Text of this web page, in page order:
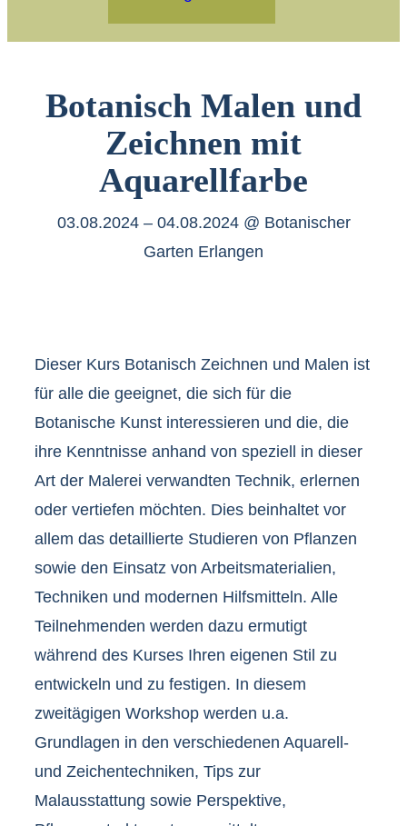
Botanisch Malen und
Zeichnen mit
Aquarellfarbe
03.08.2024 – 04.08.2024 @ Botanischer
Garten Erlangen
Dieser Kurs Botanisch Zeichnen und Malen ist
für alle die geeignet, die sich für die
Botanische Kunst interessieren und die, die
ihre Kenntnisse anhand von speziell in dieser
Art der Malerei verwandten Technik, erlernen
oder vertiefen möchten. Dies beinhaltet vor
allem das detaillierte Studieren von Pflanzen
sowie den Einsatz von Arbeitsmaterialien,
Techniken und modernen Hilfsmitteln. Alle
Teilnehmenden werden dazu ermutigt
während des Kurses Ihren eigenen Stil zu
entwickeln und zu festigen. In diesem
zweitägigen Workshop werden u.a.
Grundlagen in den verschiedenen Aquarell-
und Zeichentechniken, Tips zur
Malausstattung sowie Perspektive,